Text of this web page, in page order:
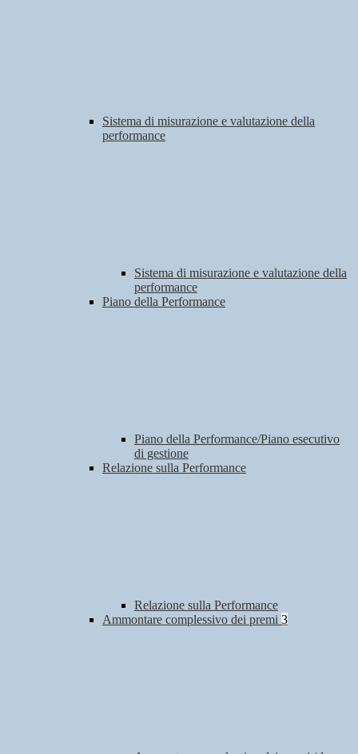
Sistema di misurazione e valutazione della
performance
Sistema di misurazione e valutazione della
performance
Piano della Performance
Piano della Performance/Piano esecutivo
di gestione
Relazione sulla Performance
Relazione sulla Performance
Ammontare complessivo dei premi 3